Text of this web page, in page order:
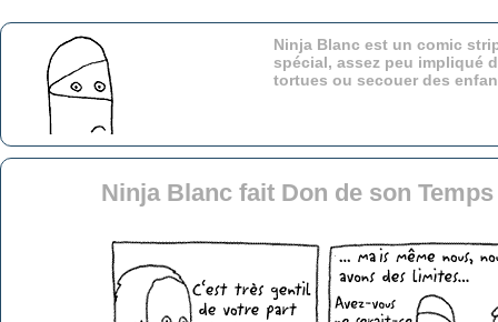
Ninja Blanc est un comic
spécial, assez peu impliqué
tortues ou secouer des
Ninja Blanc fait Don de son